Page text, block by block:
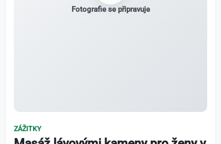
Fotografie se připravuje
ZÁŽITKY